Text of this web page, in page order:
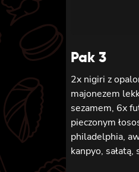
Pak 3
2x nigiri z
majonezem
sezamem, 6x
pieczonym
philadelphia,
kanpyo,